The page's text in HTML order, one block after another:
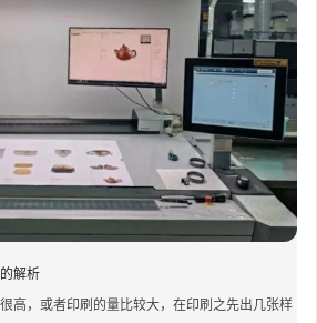
解析
高，或者印刷的量比较大，在印刷之先出几张样